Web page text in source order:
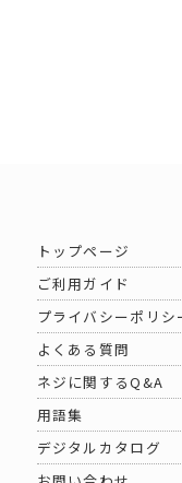
トップページ
ご利用ガイド
プライバシーポリシ
よくある質問
ネジに関するQ&A
用語集
デジタルカタログ